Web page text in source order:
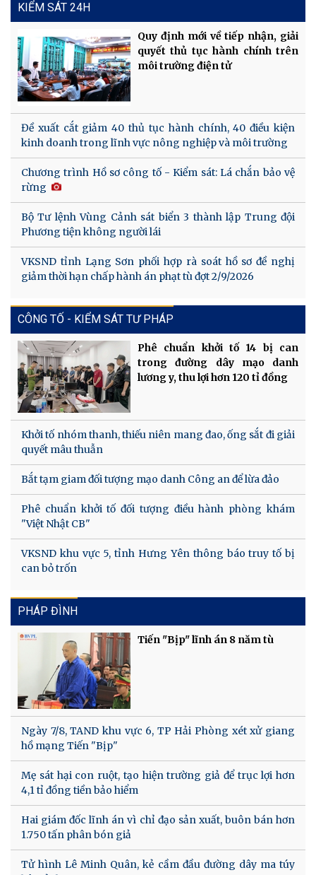
KIỂM SÁT 24H
Quy định mới về tiếp nhận, giải
quyết thủ tục hành chính trên
môi trường điện tử
Đề xuất cắt giảm 40 thủ tục hành chính, 40 điều kiện
kinh doanh trong lĩnh vực nông nghiệp và môi trường
Chương trình Hồ sơ công tố - Kiểm sát: Lá chắn bảo vệ
rừng
Bộ Tư lệnh Vùng Cảnh sát biển 3 thành lập Trung đội
Phương tiện không người lái
VKSND tỉnh Lạng Sơn phối hợp rà soát hồ sơ đề nghị
giảm thời hạn chấp hành án phạt tù đợt 2/9/2026
CÔNG TỐ - KIỂM SÁT TƯ PHÁP
Phê chuẩn khởi tố 14 bị can
trong đường dây mạo danh
lương y, thu lợi hơn 120 tỉ đồng
Khởi tố nhóm thanh, thiếu niên mang đao, ống sắt đi giải
quyết mâu thuẫn
Bắt tạm giam đối tượng mạo danh Công an để lừa đảo
Phê chuẩn khởi tố đối tượng điều hành phòng khám
"Việt Nhật CB"
VKSND khu vực 5, tỉnh Hưng Yên thông báo truy tố bị
can bỏ trốn
PHÁP ĐÌNH
Tiến "Bịp" lĩnh án 8 năm tù
Ngày 7/8, TAND khu vực 6, TP Hải Phòng xét xử giang
hồ mạng Tiến "Bịp"
Mẹ sát hại con ruột, tạo hiện trường giả để trục lợi hơn
4,1 tỉ đồng tiền bảo hiểm
Hai giám đốc lĩnh án vì chỉ đạo sản xuất, buôn bán hơn
1.750 tấn phân bón giả
Tử hình Lê Minh Quân, kẻ cầm đầu đường dây ma túy